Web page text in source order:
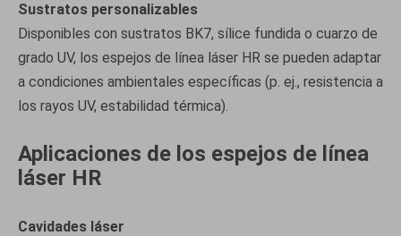
Sustratos personalizables
Disponibles con sustratos BK7, sílice fundida o cuarzo de
grado UV, los espejos de línea láser HR se pueden adaptar
a condiciones ambientales específicas (p. ej., resistencia a
los rayos UV, estabilidad térmica).
Aplicaciones de los espejos de línea
láser HR
Cavidades láser